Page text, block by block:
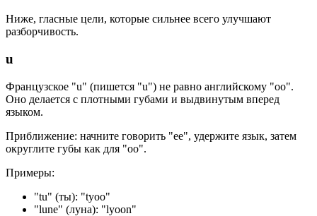
Ниже, гласные цели, которые сильнее всего улучшают
разборчивость.
u
Французское "u" (пишется "u") не равно английскому "oo".
Оно делается с плотными губами и выдвинутым вперед
языком.
Приближение: начните говорить "ee", удержите язык, затем
округлите губы как для "oo".
Примеры:
"tu" (ты): "tyoo"
"lune" (луна): "lyoon"